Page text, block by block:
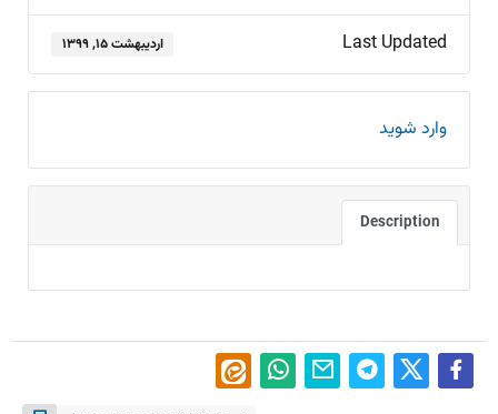
Last Updated اردیبهشت ۱۵, ۱۳۹۹
وارد شوید
Description